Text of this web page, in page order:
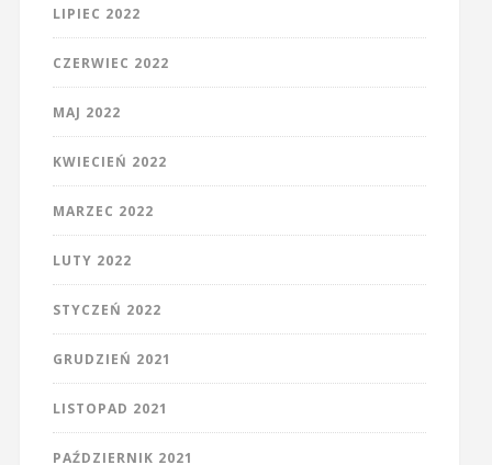
LIPIEC 2022
CZERWIEC 2022
MAJ 2022
KWIECIEŃ 2022
MARZEC 2022
LUTY 2022
STYCZEŃ 2022
GRUDZIEŃ 2021
LISTOPAD 2021
PAŹDZIERNIK 2021